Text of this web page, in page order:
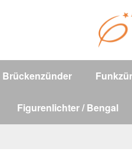
Brückenzünder
Figurenlichter / Bengal